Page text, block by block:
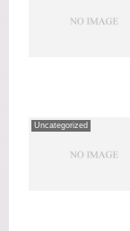
Uncategorized